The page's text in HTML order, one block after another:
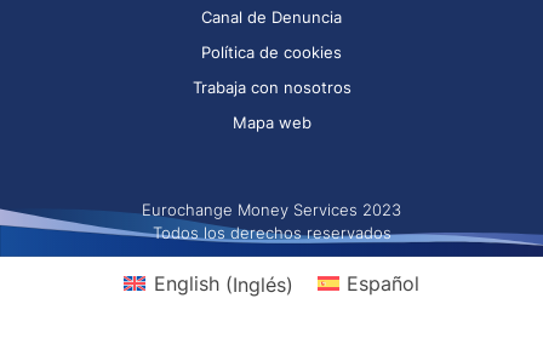
Canal de Denuncia
Política de cookies
Trabaja con nosotros
Mapa web
Eurochange Money Services 2023
Todos los derechos reservados
English(Inglés) Español